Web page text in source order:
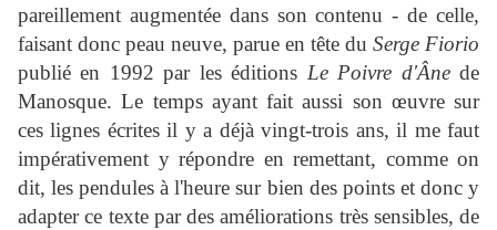
pareillement augmentée dans son contenu - de celle,
faisant donc peau neuve, parue en tête du Serge Fiorio
publié en 1992 par les éditions Le Poivre d'Ânede
Manosque. Le temps ayant fait aussi son œuvre sur
ces lignes écrites il y a déjà vingt-trois ans, il me faut
impérativement y répondre en remettant, comme on
dit, les pendules à l'heure sur bien des points et donc y
adapter ce texte par des améliorations très sensibles, de